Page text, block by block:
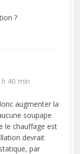
?
40 min
augmenter la
soupape
le chauffage est
devrait
par